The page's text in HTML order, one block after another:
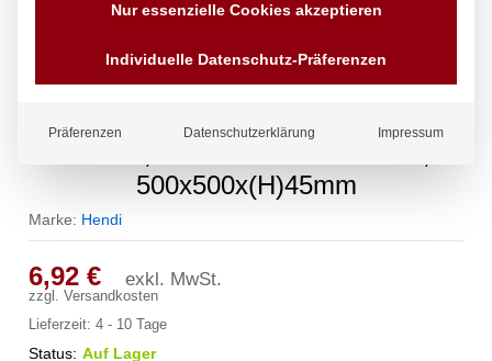
Aufsatz für Geschirrspülkorb,
500x500x(H)45mm
Marke: Hendi
6,92€ exkl. MwSt.
zzgl.Versandkosten
Lieferzeit:4 - 10 Tage
Status: Auf Lager
Nur essenzielle Cookies akzeptieren
Individuelle Datenschutz-Präferenzen
Präferenzen Datenschutzerklärung Impressum